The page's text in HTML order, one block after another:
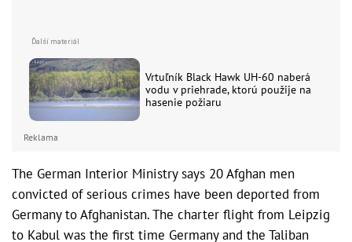
Vrtuľník Black Hawk UH-60 naberá
vodu v priehrade, ktorú použije na
hasenie požiaru
Reklama
The German Interior Ministry says 20 Afghan men
convicted of serious crimes have been deported from
Germany to Afghanistan. The charter flight from Leipzig
to Kabul was the first time Germany and the Taliban